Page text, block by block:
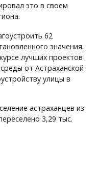
это в своем
62
значения.
лучших проектов
от Астраханской
улицы в
астраханцев из
3,29 тыс.